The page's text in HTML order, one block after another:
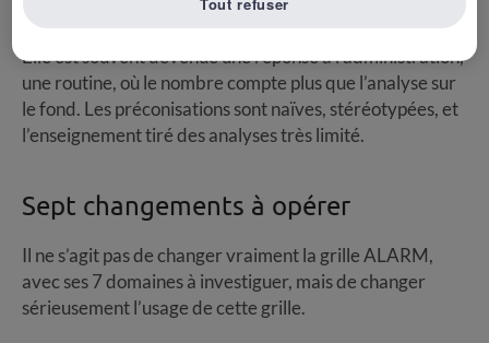
Elle est souvent devenue une réponse à l’administration,
une routine, où le nombre compte plus que l’analyse sur
le fond. Les préconisations sont naïves, stéréotypées, et
l’enseignement tiré des analyses très limité.
Sept changements à opérer
Il ne s’agit pas de changer vraiment la grille ALARM,
avec ses 7 domaines à investiguer, mais de changer
sérieusement l’usage de cette grille.